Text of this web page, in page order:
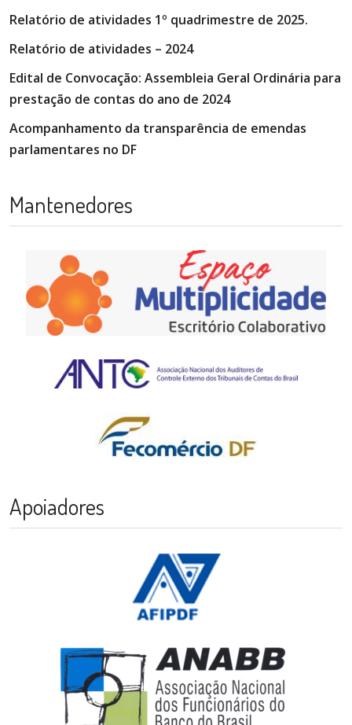
Relatório de atividades 1º quadrimestre de 2025.
Relatório de atividades – 2024
Edital de Convocação: Assembleia Geral Ordinária para
prestação de contas do ano de 2024
Acompanhamento da transparência de emendas
parlamentares no DF
Mantenedores
Apoiadores